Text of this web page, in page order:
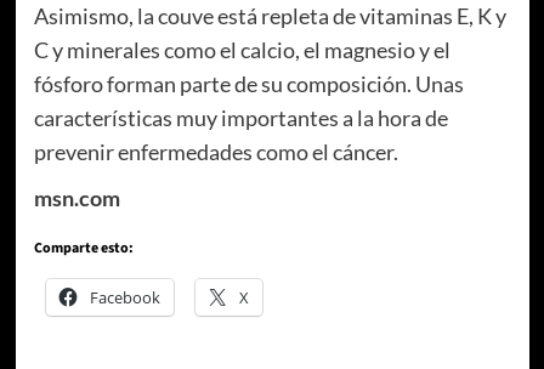
Asimismo, la couve está repleta de vitaminas E, K y
C y minerales como el calcio, el magnesio y el
fósforo forman parte de su composición. Unas
características muy importantes a la hora de
prevenir enfermedades como el cáncer.
msn.com
Comparte esto:
Facebook X